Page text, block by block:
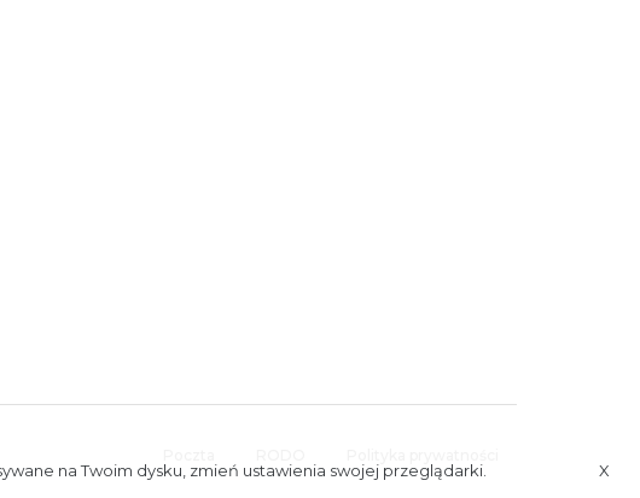
na Twoim dysku, zmień ustawienia swojej przeglądarki. X